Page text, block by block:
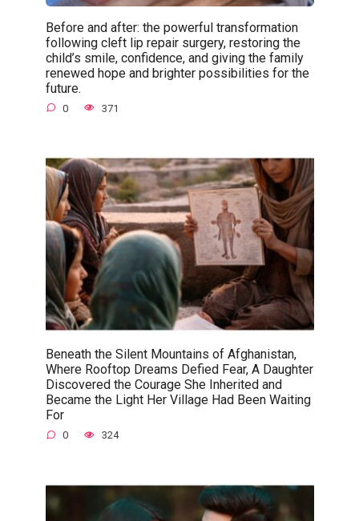
Before and after: the powerful transformation
following cleft lip repair surgery, restoring the
child’s smile, confidence, and giving the family
renewed hope and brighter possibilities for the
future.
0 371
Beneath the Silent Mountains of Afghanistan,
Where Rooftop Dreams Defied Fear, A Daughter
Discovered the Courage She Inherited and
Became the Light Her Village Had Been Waiting
For
0 324